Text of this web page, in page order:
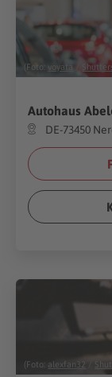
(Foto: voyata
Autohaus
DE-73450
(Foto: alexfan32